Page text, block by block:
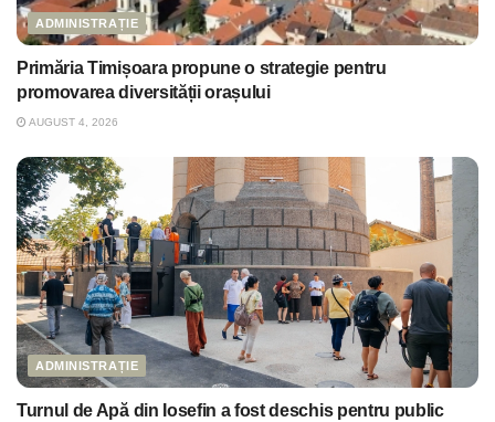
ADMINISTRAȚIE
Primăria Timișoara propune o strategie pentru
promovarea diversității orașului
AUGUST 4, 2026
ADMINISTRAȚIE
Turnul de Apă din Iosefin a fost deschis pentru public